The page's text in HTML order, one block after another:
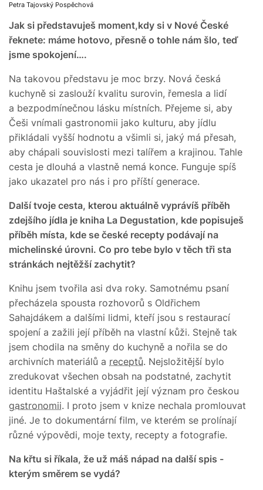
Petra Tajovský Pospěchová
Jak si představuješ moment,kdy si v Nové České
řeknete: máme hotovo, přesně o tohle nám šlo, teď
jsme spokojení….
Na takovou představu je moc brzy. Nová česká
kuchyně si zaslouží kvalitu surovin, řemesla a lidí
a bezpodmínečnou lásku místních. Přejeme si, aby
Češi vnímali gastronomii jako kulturu, aby jídlu
přikládali vyšší hodnotu a všimli si, jaký má přesah,
aby chápali souvislosti mezi talířem a krajinou. Tahle
cesta je dlouhá a vlastně nemá konce. Funguje spíš
jako ukazatel pro nás i pro příští generace.
Další tvoje cesta, kterou aktuálně vyprávíš příběh
zdejšího jídla je kniha La Degustation, kde popisuješ
příběh místa, kde se české recepty podávají na
michelinské úrovni. Co pro tebe bylo v těch tři sta
stránkách nejtěžší zachytit?
Knihu jsem tvořila asi dva roky. Samotnému psaní
přecházela spousta rozhovorů s Oldřichem
Sahajdákem a dalšími lidmi, kteří jsou s restaurací
spojení a zažili její příběh na vlastní kůži. Stejně tak
jsem chodila na směny do kuchyně a nořila se do
archivních materiálů a receptů. Nejsložitější bylo
zredukovat všechen obsah na podstatné, zachytit
identitu Haštalské a vyjádřit její význam pro českou
gastronomii. I proto jsem v knize nechala promlouvat
jiné. Je to dokumentární film, ve kterém se prolínají
různé výpovědi, moje texty, recepty a fotografie.
Na křtu si říkala, že už máš nápad na další spis -
kterým směrem se vydá?